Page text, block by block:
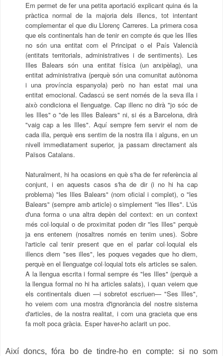
Em permet de fer una petita aportació explicant quina és la
pràctica normal de la majoria dels illencs, tot intentant
complementar el que diu Llorenç Carreres. La primera cosa
que els continentals han de tenir en compte és que les Illes
no són una entitat com el Principat o el País Valencià
(entitats territorials, administratives i de sentiments). Les
Illes Balears són una entitat física (un arxipèlag), una
entitat administrativa (perquè són una comunitat autònoma
i una província espanyola) però no han estat mai una
entitat emocional. Cadascú se sent només de la seva illa i
això condiciona el llenguatge. Cap illenc no dirà "jo sóc de
les Illes" o "de les Illes Balears" ni, si és a Barcelona, dirà
"vaig cap a les Illes". Aquí sempre fem servir el nom de
cada illa, perquè ens sentim de la nostra illa i alguns, en un
nivell immediatament superior, ja passam directament als
Països Catalans.
Naturalment, hi ha ocasions en què s'ha de fer referència al
conjunt, i en aquests casos s'ha de dir (i no hi ha cap
problema) "les Illes Balears" (nom oficial i complet), o "les
Balears" (sempre amb article) o simplement "les Illes". L'ús
d'una forma o una altra depèn del context: en un context
més col·loquial o de proximitat poden dir "les Illes" perquè
ja ens entenem (nosaltres només en tenim unes). Sobre
l'article cal tenir present que en el parlar col·loquial els
illencs diem "ses illes", les poques vegades que ho diem,
perquè en el llenguatge col·loquial tots els articles se salen.
A la llengua escrita i formal sempre és "les Illes" (perquè a
la llengua formal no hi ha articles salats), i quan veiem que
els continentals diuen —i sobretot escriuen— "Ses Illes",
ho veiem com una mostra d'ignorància del nostre sistema
d'articles, de la nostra realitat, i com una gracieta que ens
fa molt poca gràcia. Esper haver-ho aclarit un poc.
Així doncs, fóra bo de tindre-ho en compte: si no som